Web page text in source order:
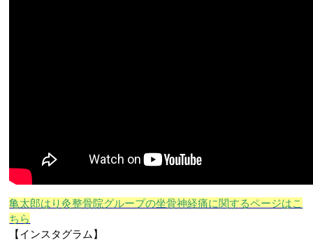
亀太郎はり灸整骨院グループの坐骨神経痛に関するページはこ
ちら
【インスタグラム】